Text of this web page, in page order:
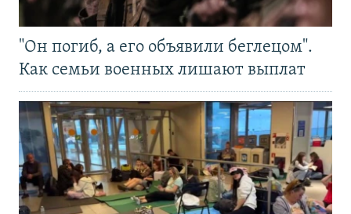
"Он погиб, а его объявили беглецом".
Как семьи военных лишают выплат